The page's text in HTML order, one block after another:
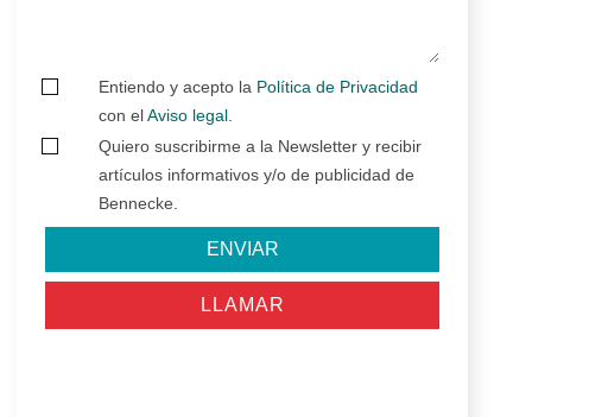
Entiendo y acepto la Política de Privacidad
con elAviso legal
Quiero suscribirme a la Newsletter y recibir
artículos informativos y/o de publicidad de
Bennecke.
ENVIAR
LLAMAR